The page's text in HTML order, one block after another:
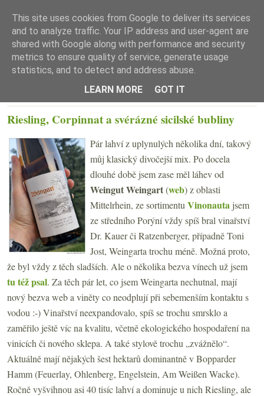
☰ Menu
Riesling, Corpinnat a svérázné sicilské bubliny
Pár lahví z uplynulých několika dní, takový
můj klasický divočejší mix. Po docela
dlouhé době jsem zase měl láhev od
Weingut Weingart(web) z oblasti
Mittelrhein, ze sortimentu Vinonauta jsem
ze středního Porýní vždy spíš bral vinařství
Dr. Kauer či Ratzenberger, případně Toni
Jost, Weingarta trochu méně. Možná proto,
že byl vždy z těch sladších. Ale o několika bezva vínech už jsem
tu též psal. Za těch pár let, co jsem Weingarta nechutnal, mají
nový bezva web a viněty co neodplují při sebemenším kontaktu s
vodou :-) Vinařství neexpandovalo, spíš se trochu smrsklo a
zaměřilo ještě víc na kvalitu, včetně ekologického hospodaření na
vinicích či nového sklepa. A také stylově trochu „zvážnělo“.
Aktuálně mají nějakých šest hektarů dominantně v Bopparder
Hamm (Feuerlay, Ohlenberg, Engelstein, Am Weißen Wacke).
Ročně vyšvihnou asi 40 tisíc lahví a dominuje u nich Riesling, ale
This site uses cookies from Google to deliver its services
and to analyze traffic. Your IP address and user-agent are
shared with Google along with performance and security
metrics to ensure quality of service, generate usage
statistics, and to detect and address abuse.
LEARN MORE
GOT IT